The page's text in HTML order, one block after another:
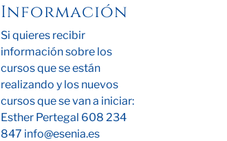
Información
Si quieres recibir
información sobre los
cursos que se están
realizando y los nuevos
cursos que se van a iniciar:
Esther Pertegal 608 234
847 info@esenia.es